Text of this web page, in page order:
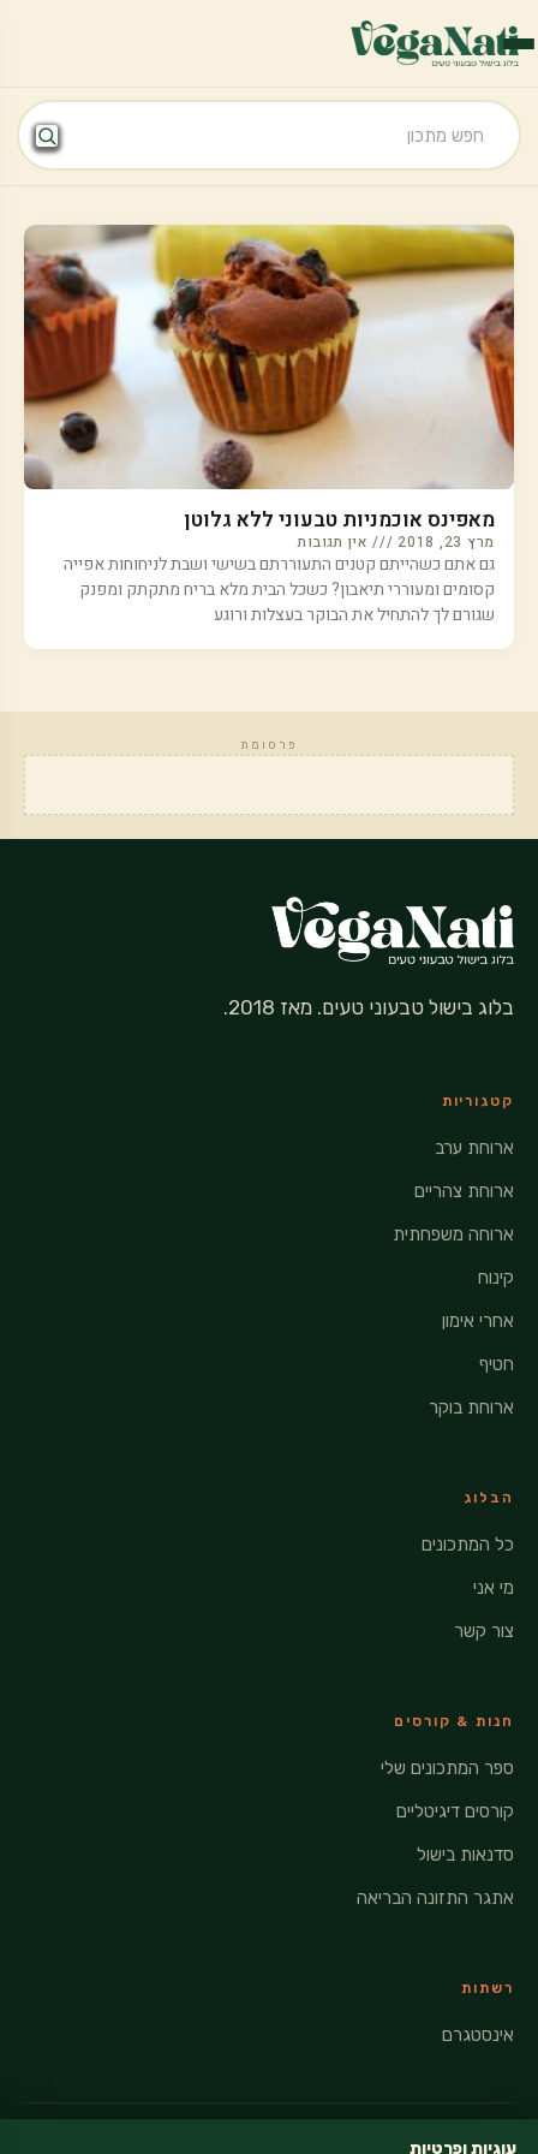
מאפינס אוכמניות טבעוני ללא גלוטן
מרץ 23, 2018 אין תגובות
גם אתם כשהייתם קטנים התעוררתם בשישי ושבת לניחוחות אפייה
קסומים ומעוררי תיאבון? כשכל הבית מלא בריח מתקתק ומפנק
שגורם לך להתחיל את הבוקר בעצלות ורוגע
פרסומת
בלוג בישול טבעוני טעים. מאז 2018.
קטגוריות
ארוחת ערב
ארוחת צהריים
ארוחה משפחתית
קינוח
אחרי אימון
חטיף
ארוחת בוקר
הבלוג
כל המתכונים
מי אני
צור קשר
חנות & קורסים
ספר המתכונים שלי
קורסים דיגיטליים
סדנאות בישול
אתגר התזונה הבריאה
רשתות
אינסטגרם
עוגיות ופרטיות